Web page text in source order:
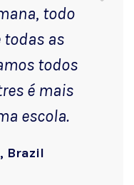
todo
todas as
todos
é mais
escola.
Brazil